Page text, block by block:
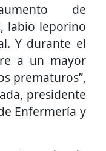
de
labio leporino
Y durante el
a un mayor
prematuros”,
presidente
Enfermería y